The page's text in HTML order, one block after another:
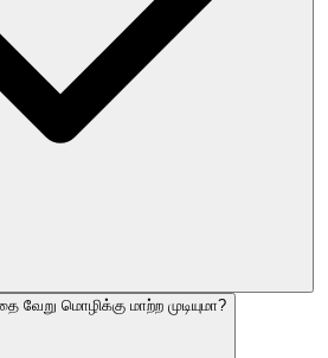
வேறு மொழிக்கு மாற்ற முடியுமா?